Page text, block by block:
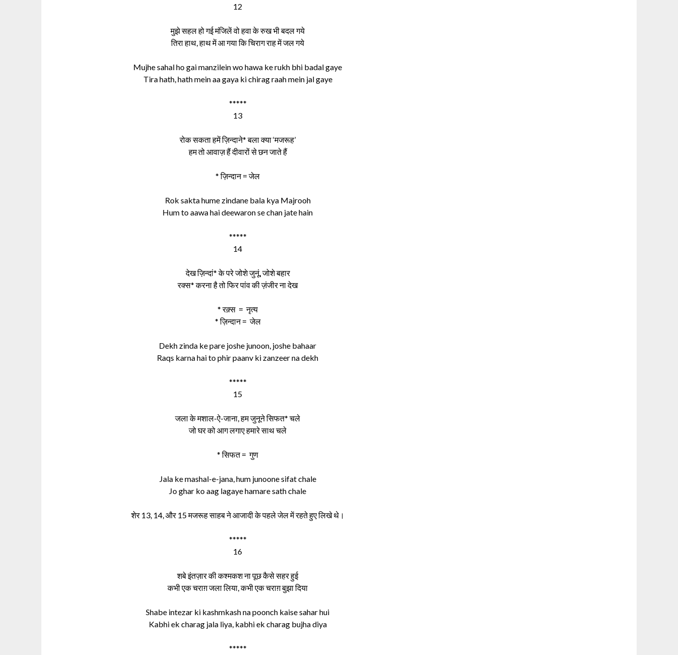
12
मुझे सहल हो गई मंजिलें वो हवा के रुख भी बदल गये
तिरा हाथ, हाथ में आ गया कि चिराग राह में जल गये
Mujhe sahal ho gai manzilein wo hawa ke rukh bhi badal gaye
Tira hath, hath mein aa gaya ki chirag raah mein jal gaye
*****
13
रोक सकता हमें ज़िन्‍दाने* बला क्‍या ‘मजरूह’
हम तो आवाज़ हैं दीवारों से छन जाते हैं
* ज़िन्दान = जेल
Rok sakta hume zindane bala kya Majrooh
Hum to aawa hai deewaron se chan jate hain
*****
14
देख ज़िन्‍दां* के परे जोशे जुनूं, जोशे बहार
रक्‍स* करना है तो फिर पांव की ज़ंजीर ना देख
* रक़्स = नृत्य
* ज़िन्दान = जेल
Dekh zinda ke pare joshe junoon, joshe bahaar
Raqs karna hai to phir paanv ki zanzeer na dekh
*****
15
जला के मशाल-ऐ-जाना, हम जुनूने सिफत* चले
जो घर को आग लगाए हमारे साथ चले
* सिफत = गुण
Jala ke mashal-e-jana, hum junoone sifat chale
Jo ghar ko aag lagaye hamare sath chale
शेर 13, 14, और 15 मजरूह साहब ने आजादी के पहले जेल में रहते हुए लिखे थे।
*****
16
शबे इंतज़ार की कश्‍मकश ना पूछ कैसे सहर हुई
कभी एक चराग़ जला लिया, कभी एक चराग़ बुझा दिया
Shabe intezar ki kashmkash na poonch kaise sahar hui
Kabhi ek charag jala liya, kabhi ek charag bujha diya
*****